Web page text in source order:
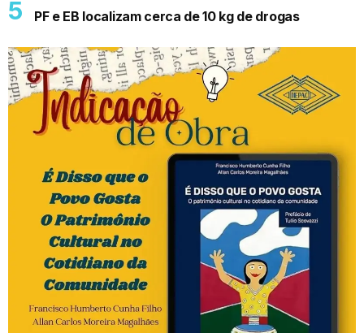
PF e EB localizam cerca de 10 kg de drogas